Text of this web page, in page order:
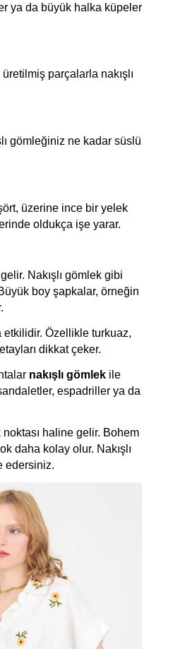
ya da büyük halka küpeler
parçalarla nakışlı
gömleğiniz ne kadar süslü
üzerine ince bir yelek
oldukça işe yarar.
Nakışlı gömlek gibi
boy şapkalar, örneğin
etkilidir. Özellikle turkuaz,
dikkat çeker.
nakışlı gömlek ile
espadriller ya da
haline gelir. Bohem
daha kolay olur. Nakışlı
edersiniz.